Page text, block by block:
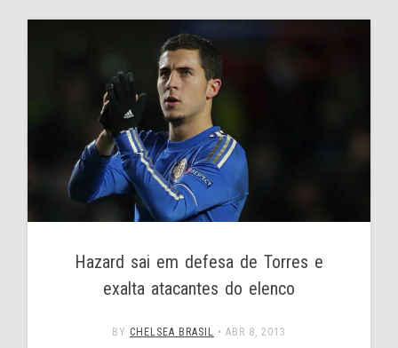
Hazard sai em defesa de Torres e
exalta atacantes do elenco
BY CHELSEA BRASIL • ABR 8, 2013